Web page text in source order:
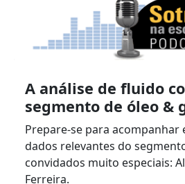
A análise de fluido
segmento de óleo &
Prepare-se para acompanhar
dados relevantes do
convidados muito especiais:
Ferreira.